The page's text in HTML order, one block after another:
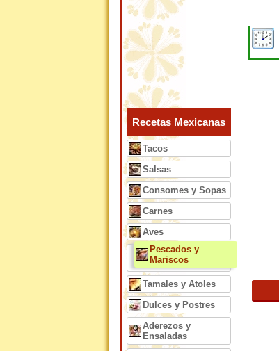
Recetas Mexicanas
Tacos
Salsas
Consomes y Sopas
Carnes
Aves
Pescados y
Mariscos
Tamales y Atoles
Dulces y Postres
Aderezos y
Ensaladas